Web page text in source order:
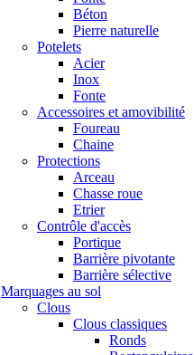
Béton
Pierre naturelle
Potelets
Acier
Inox
Fonte
Accessoires et amovibilité
Foureau
Chaine
Protections
Arceau
Chasse roue
Etrier
Contrôle d'accès
Portique
Barrière pivotante
Barrière sélective
Marquages au sol
Clous
Clous classiques
Ronds